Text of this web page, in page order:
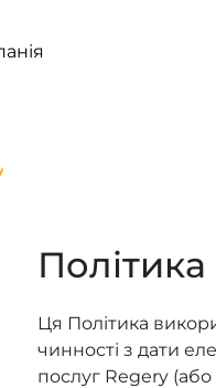
Ця Політика
чинності з дати
послуг Regery